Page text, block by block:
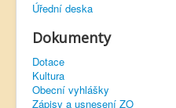
Úřední deska
Dokumenty
Dotace
Kultura
Obecní vyhlášky
Zápisy a usnesení ZO